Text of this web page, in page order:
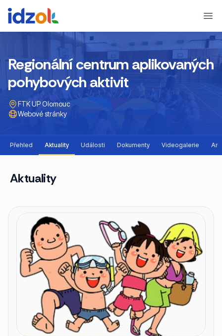
Regionální centrum aplikovaných
pohybových aktivit
FTK UP Olomouc
Webové stránky
Přehled Aktuality Události Dokumenty Videogalerie
Aktuality